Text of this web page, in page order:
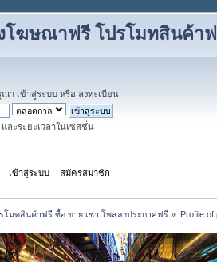
โฆษณาฟรี โปรโมทสินค้า
ณา เข้าสู่ระบบ หรือ ลงทะเบียน
ละระยะเวลาในเซสชั่น
เข้าสู่ระบบ สมัครสมาชิก
มทสินค้าฟรี ซื้อ ขาย เช่า โพสลงประกาศฟรี » Profile of